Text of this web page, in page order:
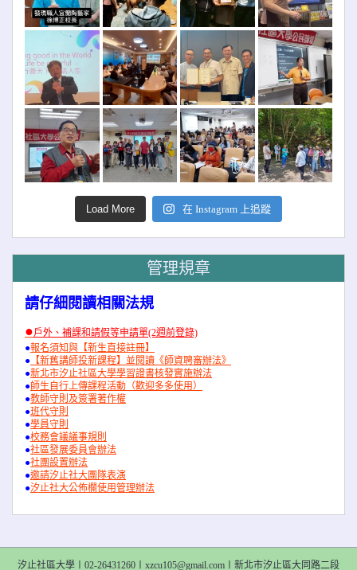
Load More 在 Instagram 上追蹤
管理規章
請仔細閱讀相關法規
●戶外、補課和請假等申請單(2週前登錄)
●報名須知與【新生直接註冊】
● 【新舊講師投新課程】並閱讀《師資聘審辦法》
●新北市汐止社區大學學習證書核發實施辦法
●師生自行上傳課程活動（歡迎多多使用）
●教師守則及簽署著作權
●班代守則
●學員守則
●校務會議議事規則
●社區發展委員會辦法
●社團設置辦法
●邀請汐止社大團隊表演
●汐止社大公佈欄使用管理辦法
汐止社區大學〡02-26431260〡xzcu105@gmail.com〡新北市汐止區大同路二段